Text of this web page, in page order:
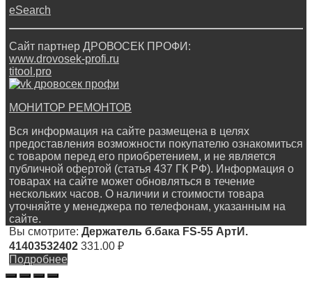
eSearch
Сайт партнер ДРОВОСЕК ПРОФИ:
www.drovosek-profi.ru
titool.pro
МОНИТОР РЕМОНТОВ
Вся информация на сайте размещена в целях
предоставления возможности покупателю ознакомиться
с товаром перед его приобретением, и не является
публичной офертой (статья 437 ГК РФ). Информация о
товарах на сайте может обновляться в течение
нескольких часов. О наличии и стоимости товара
уточняйте у менеджера по телефонам, указанным на
сайте.
Вы смотрите: Держатель б.бака FS-55 АртИ.
41403532402 331.00 ₽
Подробнее